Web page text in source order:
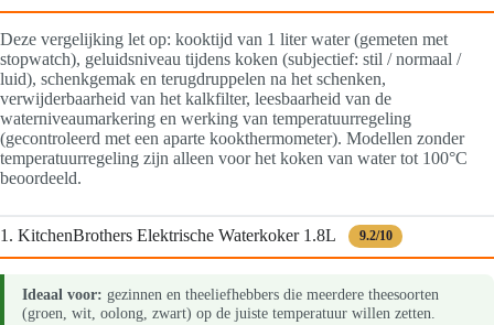
Deze vergelijking let op: kooktijd van 1 liter water (gemeten met
stopwatch), geluidsniveau tijdens koken (subjectief: stil / normaal /
luid), schenkgemak en terugdruppelen na het schenken,
verwijderbaarheid van het kalkfilter, leesbaarheid van de
waterniveaumarkering en werking van temperatuurregeling
(gecontroleerd met een aparte kookthermometer). Modellen zonder
temperatuurregeling zijn alleen voor het koken van water tot 100°C
beoordeeld.
1. KitchenBrothers Elektrische Waterkoker 1.8L 9.2/10
Ideaal voor: gezinnen en theeliefhebbers die meerdere theesoorten
(groen, wit, oolong, zwart) op de juiste temperatuur willen zetten.